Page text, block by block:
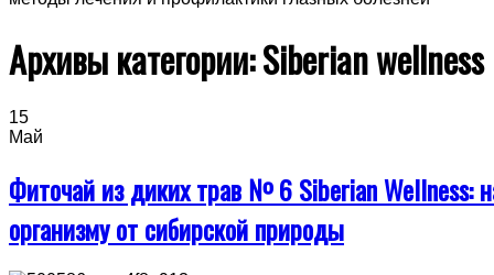
Архивы категории:Siberian wellness
15
Май
Фиточай из диких трав № 6 Siberian Wellness:
организму от сибирской природы